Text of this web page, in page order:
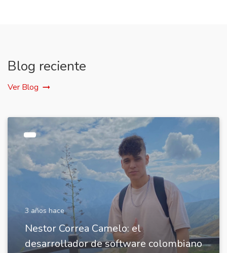
Blog reciente
Ver Blog
3 años hace
Nestor Correa Camelo: el
desarrollador de software colombiano